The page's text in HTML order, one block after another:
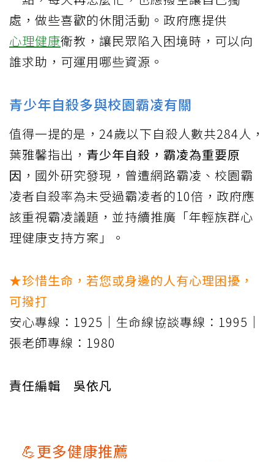
處，做些喜歡的休閒活動。政府應提供
心理健康衛教，讓民眾陷入困境時，可以向
誰求助，可運用哪些資源。
青少年自殺多與校園霸凌有關
值得一提的是，24歲以下自殺人數共284人，
葉雅馨指出， 青少年自殺，霸凌為重要原
因 ，國外研究發現，曾遭網路霸凌、校園霸
凌者自殺率為未受過霸凌者的10倍，政府應
該重視霸凌議題，並持續推廣「年輕族群心
理健康支持方案」。
★珍惜生命，若您或身邊的人有心理困擾，
可撥打
安心專線：1925｜生命線協談專線：1995｜
張老師專線：1980
責任編輯 吳依凡
💪更多健康推薦